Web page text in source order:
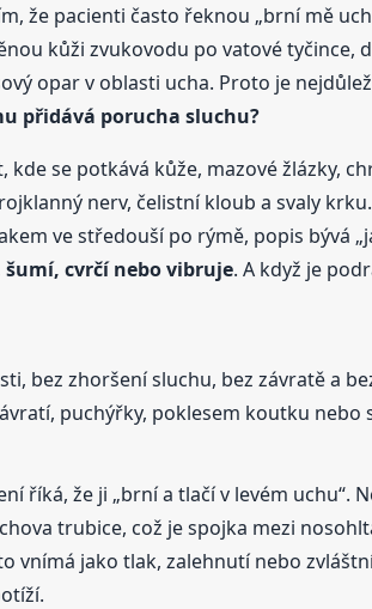
že pacienti často řeknou „brní mě
kůži zvukovodu po vatové
opar v oblasti ucha. Proto je
přidává porucha sluchu?
kde se potkává kůže, mazové žlázky,
nerv, čelistní kloub a svaly
ve středouší po rýmě, popis bývá
šumí, cvrčí nebo vibruje. A když je
bez zhoršení sluchu, bez závratě a
puchýřky, poklesem koutku nebo
říká, že ji „brní a tlačí v levém
trubice, což je spojka mezi
vnímá jako tlak, zalehnutí nebo